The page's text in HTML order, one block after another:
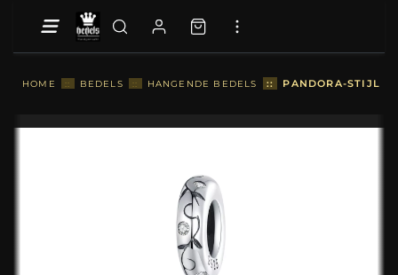
HOME :: BEDELS :: HANGENDE BEDELS :: PANDORA-STIJL